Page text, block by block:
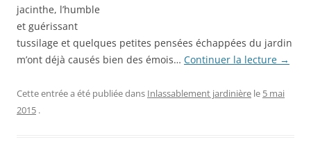
jacinthe, l’humble
et guérissant
tussilage et quelques petites pensées échappées du jardin
m’ont déjà causés bien des émois… Continuer la lecture →
Cette entrée a été publiée dans Inlassablement jardinière le 5 mai
2015 .